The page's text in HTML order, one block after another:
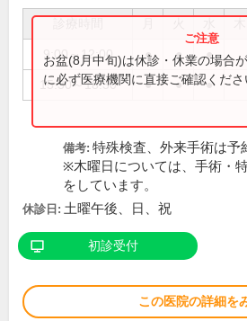
9:00～12:00 ● ● ●
15:30～18:30 ● ● ●
お盆(8月中旬)は休診・休業の場合
に必ず医療機関に直接ご確認くださ
備考: 特殊検査、外来手術は予
※木曜日については、手術・
をしています。
休診日: 土曜午後、日、祝
初診受付
この医院の詳細を